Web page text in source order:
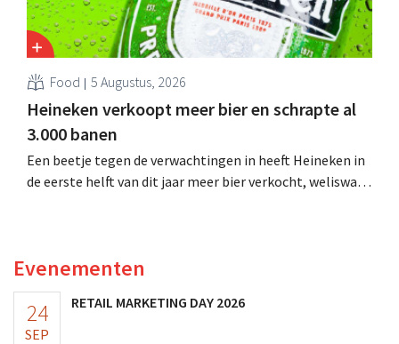
Food 5 Augustus, 2026
Heineken verkoopt meer bier en schrapte al
3.000 banen
Een beetje tegen de verwachtingen in heeft Heineken in
de eerste helft van dit jaar meer bier verkocht, weliswaar
Evenementen
24
SEP
RETAIL MARKETING DAY 2026